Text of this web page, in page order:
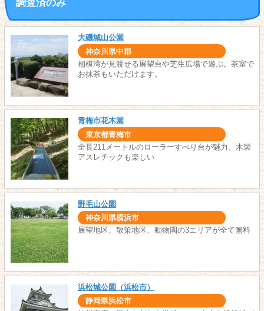
調査済のみ
大磯城山公園
神奈川県中郡
相模湾が見渡せる展望台や芝生広場で遊ぶ。茶室で
お抹茶もいただけます。
青梅市花木園
東京都青梅市
全長211メートルのローラーすべり台が魅力。木製
アスレチックも楽しい
野毛山公園
神奈川県横浜市
展望地区、散策地区、動物園の3エリアが全て無料
浜松城公園（浜松市）
静岡県浜松市